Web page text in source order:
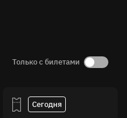
Только с билетами